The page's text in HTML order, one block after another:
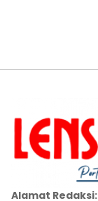
Alamat Redaksi: